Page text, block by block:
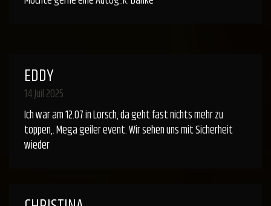
EDDY
14 Juil 2025
Ich war am 12.07 in Lorsch, da geht fast nichts mehr zu
toppen,. Mega geiler event. Wir sehen uns mit Sicherheit
wieder